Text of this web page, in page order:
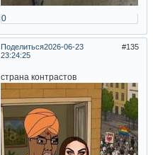
0
Поделиться 135
2026-06-23
23:24:25
страна контрастов